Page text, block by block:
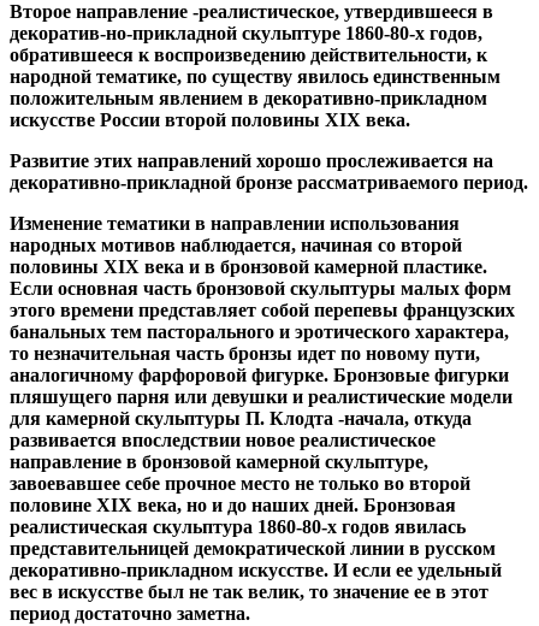
Второе направление -реалистическое, утвердившееся в
декоратив-но-прикладной скульптуре 1860-80-х годов,
обратившееся к воспроизведению действительности, к
народной тематике, по существу явилось единственным
положительным явлением в декоративно-прикладном
искусстве России второй половины XIX века.
Развитие этих направлений хорошо прослеживается на
декоративно-прикладной бронзе рассматриваемого период.
Изменение тематики в направлении использования
народных мотивов наблюдается, начиная со второй
половины XIX века и в бронзовой камерной пластике.
Если основная часть бронзовой скульптуры малых форм
этого времени представляет собой перепевы французских
банальных тем пасторального и эротического характера,
то незначительная часть бронзы идет по новому пути,
аналогичному фарфоровой фигурке. Бронзовые фигурки
пляшущего парня или девушки и реалистические модели
для камерной скульптуры П. Клодта -начала, откуда
развивается впоследствии новое реалистическое
направление в бронзовой камерной скульптуре,
завоевавшее себе прочное место не только во второй
половине XIX века, но и до наших дней. Бронзовая
реалистическая скульптура 1860-80-х годов явилась
представительницей демократической линии в русском
декоративно-прикладном искусстве. И если ее удельный
вес в искусстве был не так велик, то значение ее в этот
период достаточно заметна.